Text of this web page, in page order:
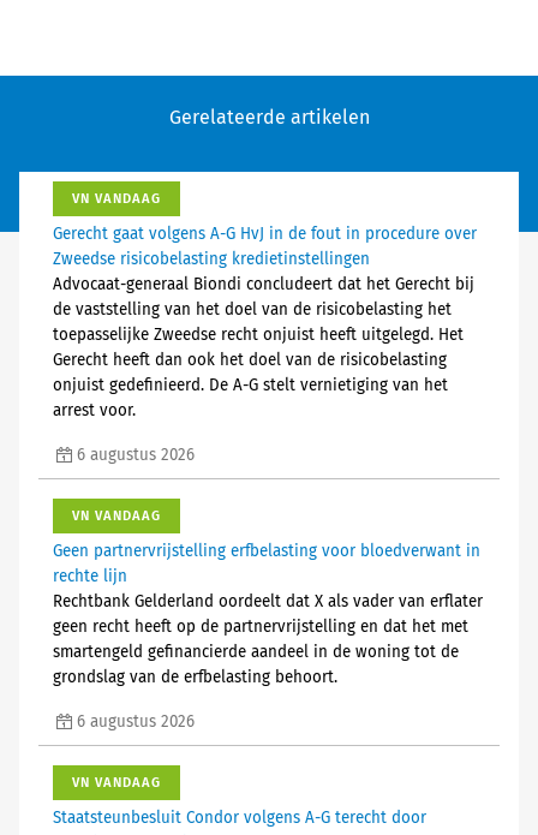
Gerelateerde artikelen
VN VANDAAG
Gerecht gaat volgens A-G HvJ in de fout in procedure over
Zweedse risicobelasting kredietinstellingen
Advocaat-generaal Biondi concludeert dat het Gerecht bij
de vaststelling van het doel van de risicobelasting het
toepasselijke Zweedse recht onjuist heeft uitgelegd. Het
Gerecht heeft dan ook het doel van de risicobelasting
onjuist gedefinieerd. De A-G stelt vernietiging van het
arrest voor.
6 augustus 2026
VN VANDAAG
Geen partnervrijstelling erfbelasting voor bloedverwant in
rechte lijn
Rechtbank Gelderland oordeelt dat X als vader van erflater
geen recht heeft op de partnervrijstelling en dat het met
smartengeld gefinancierde aandeel in de woning tot de
grondslag van de erfbelasting behoort.
6 augustus 2026
VN VANDAAG
Staatsteunbesluit Condor volgens A-G terecht door